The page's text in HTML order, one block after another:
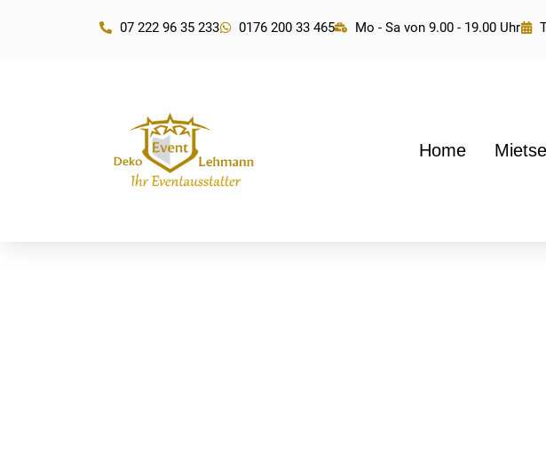
07 222 96 35 233 0176 200 33 465 Mo - Sa von 9.00 - 19.00 Uhr
Home